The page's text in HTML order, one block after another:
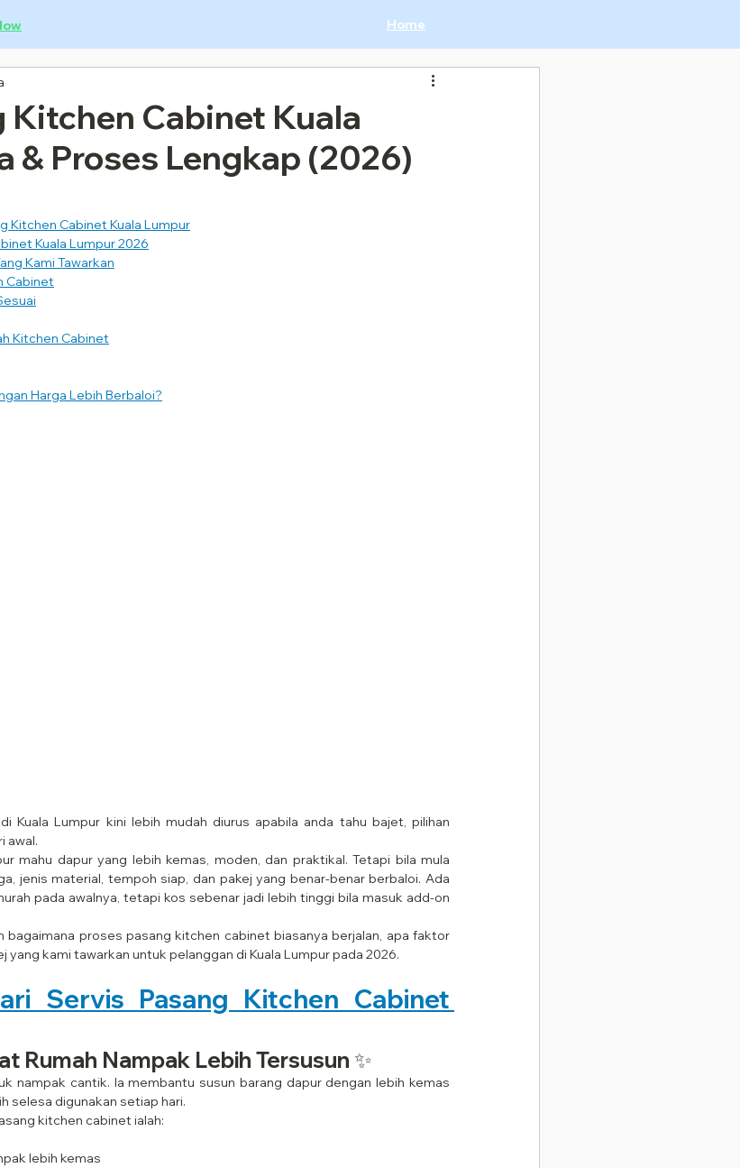
Home
Kitchen Cabinet Kuala
& Proses Lengkap (2026)
Kitchen Cabinet Kuala Lumpur
Kuala Lumpur 2026
Kami Tawarkan
Cabinet
Kitchen Cabinet
Harga Lebih Berbaloi?
Kuala Lumpur kini lebih mudah diurus apabila anda tahu bajet, pilihan
awal.
mahu dapur yang lebih kemas, moden, dan praktikal. Tetapi bila mula
jenis material, tempoh siap, dan pakej yang benar-benar berbaloi. Ada
pada awalnya, tetapi kos sebenar jadi lebih tinggi bila masuk add-on
bagaimana proses pasang kitchen cabinet biasanya berjalan, apa faktor
yang kami tawarkan untuk pelanggan di Kuala Lumpur pada 2026.
Rumah Nampak Lebih Tersusun ✨
nampak cantik. Ia membantu susun barang dapur dengan lebih kemas
selesa digunakan setiap hari.
kitchen cabinet ialah:
lebih kemas